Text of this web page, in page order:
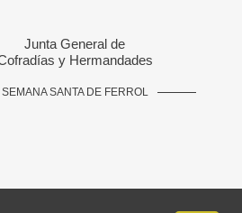
Junta General de
y Hermandades
SEMANA SANTA DE FERROL